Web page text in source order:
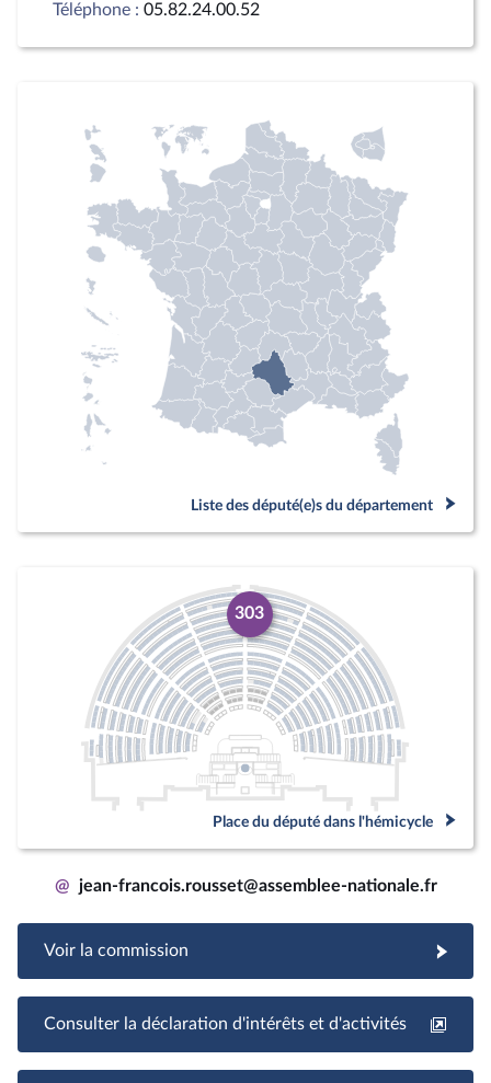
Téléphone : 05.82.24.00.52
Liste des député(e)s du département
303
Place du député dans l'hémicycle
@ jean-francois.rousset@assemblee-nationale.fr
Voir la commission
Consulter la déclaration d'intérêts et d'activités